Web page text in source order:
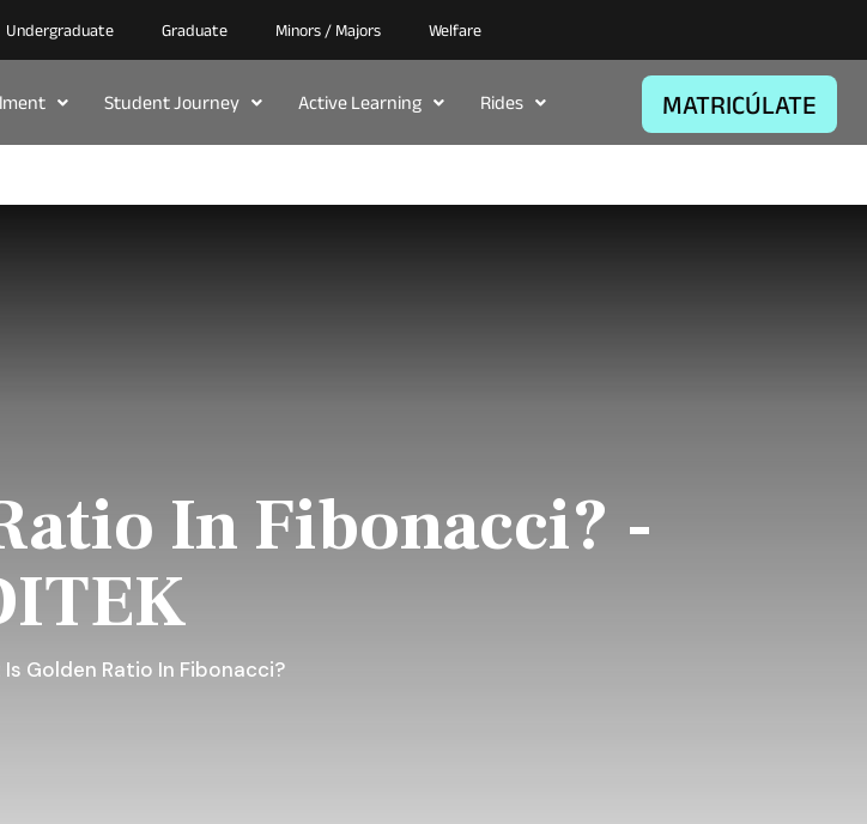
Undergraduate Graduate Minors / Majors Welfare
Student Journey Active Learning Rides MATRICÚLATE
In Fibonacci? -
Golden Ratio In Fibonacci?